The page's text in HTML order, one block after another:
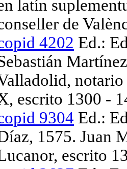
latín
de
4202 Ed.:
escrito 1300 -
9304 Ed.:
1575. Juan
escrito